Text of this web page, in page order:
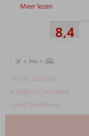
Meer lezen
8,4
+ +
06 okt 2026 (di)
8 dagen (7 nachten)
vanaf Eindhoven